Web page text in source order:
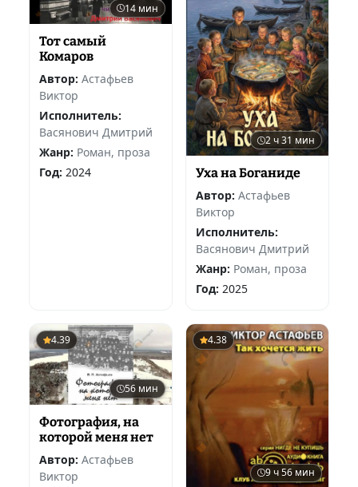
14 мин
Тот самый
Комаров
Автор: Астафьев
Виктор
Исполнитель:
Васянович Дмитрий
Жанр: Роман, проза
Год: 2024
2 ч 31 мин
Уха на Боганиде
Автор: Астафьев
Виктор
Исполнитель:
Васянович Дмитрий
Жанр: Роман, проза
Год: 2025
4.39
56 мин
Фотография, на
которой меня нет
Автор: Астафьев
Виктор
4.38
9 ч 56 мин